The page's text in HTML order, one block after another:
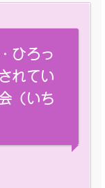
ひろっ
れてい
（いち